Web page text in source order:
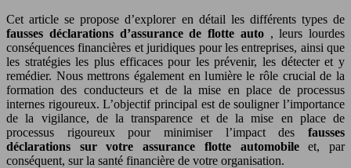
Cet article se propose d’explorer en détail les différents types de
fausses déclarations d’assurance de flotte auto , leurs lourdes
conséquences financières et juridiques pour les entreprises, ainsi que
les stratégies les plus efficaces pour les prévenir, les détecter et y
remédier. Nous mettrons également en lumière le rôle crucial de la
formation des conducteurs et de la mise en place de processus
internes rigoureux. L’objectif principal est de souligner l’importance
de la vigilance, de la transparence et de la mise en place de
processus rigoureux pour minimiser l’impact des fausses
déclarations sur votre assurance flotte automobileet, par
conséquent, sur la santé financière de votre organisation.